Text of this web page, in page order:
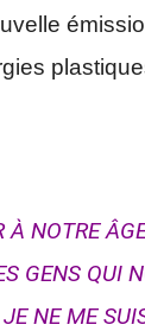
À NOTRE
GENS QUI
NE ME